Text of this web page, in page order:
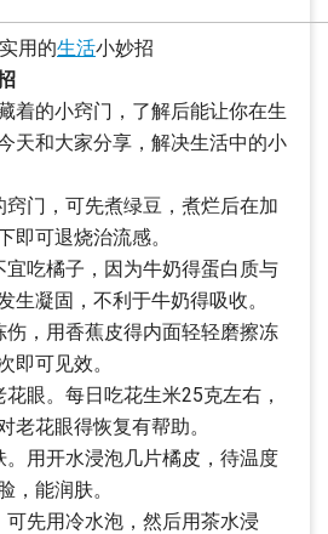
用的生活小妙招
着的小窍门，了解后能让你在生
天和大家分享，解决生活中的小
门，可先煮绿豆，煮烂后在加
即可退烧治流感。
吃橘子，因为牛奶得蛋白质与
生凝固，不利于牛奶得吸收。
，用香蕉皮得内面轻轻磨擦冻
即可见效。
眼。每日吃花生米25克左右，
老花眼得恢复有帮助。
用开水浸泡几片橘皮，待温度
，能润肤。
先用冷水泡，然后用茶水浸